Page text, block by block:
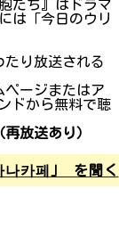
たち』はドラマ
は「今日のウリ
たり放送される
ページまたはア
ドから無料で聴
放送あり）
카페」 を聞く